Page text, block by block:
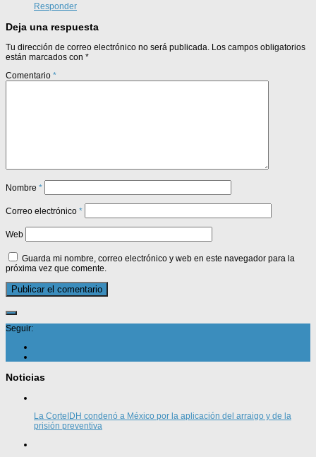
Responder
Deja una respuesta
Tu dirección de correo electrónico no será publicada. Los campos obligatorios
están marcados con *
Comentario *
Nombre *
Correo electrónico *
Web
Guarda mi nombre, correo electrónico y web en este navegador para la
próxima vez que comente.
Seguir:
Noticias
La CorteIDH condenó a México por la aplicación del arraigo y de la
prisión preventiva